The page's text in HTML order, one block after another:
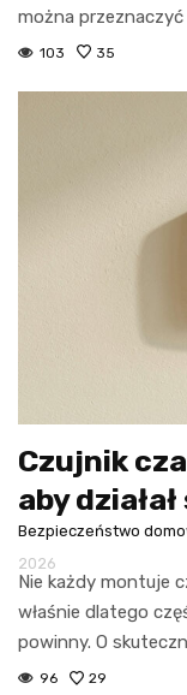
można
103 35
Czujnik
aby
Bezpieczeństwo
2026
Nie każdy montuje
właśnie dlatego
powinny. O
96 29